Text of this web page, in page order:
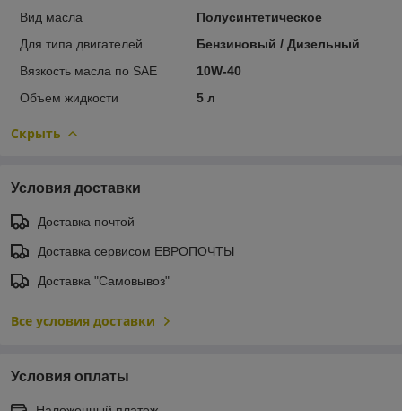
Вид масла
Полусинтетическое
Для типа двигателей
Бензиновый / Дизельный
Вязкость масла по SAE
10W-40
Объем жидкости
5 л
Скрыть
Условия доставки
Доставка почтой
Доставка сервисом ЕВРОПОЧТЫ
Доставка "Самовывоз"
Все условия доставки
Условия оплаты